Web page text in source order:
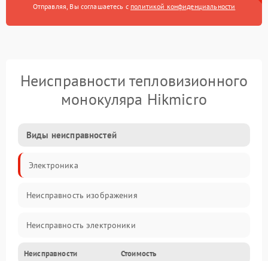
Отправляя, Вы соглашаетесь с политикой конфиденциальности
Неисправности тепловизионного
монокуляра Hikmicro
Виды неисправностей
Электроника
Неисправность изображения
Неисправность электроники
Электропитание
Неисправности Стоимость